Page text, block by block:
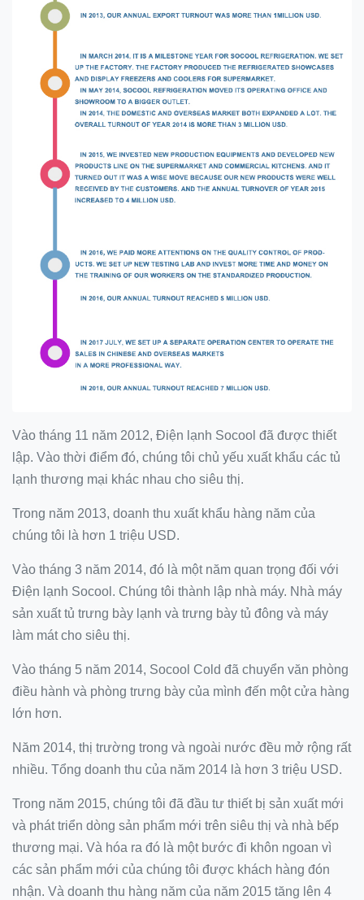
Vào tháng 11 năm 2012, Điện lạnh Socool đã được thiết
lập. Vào thời điểm đó, chúng tôi chủ yếu xuất khẩu các tủ
lạnh thương mại khác nhau cho siêu thị.
Trong năm 2013, doanh thu xuất khẩu hàng năm của
chúng tôi là hơn 1 triệu USD.
Vào tháng 3 năm 2014, đó là một năm quan trọng đối với
Điện lạnh Socool. Chúng tôi thành lập nhà máy. Nhà máy
sản xuất tủ trưng bày lạnh và trưng bày tủ đông và máy
làm mát cho siêu thị.
Vào tháng 5 năm 2014, Socool Cold đã chuyển văn phòng
điều hành và phòng trưng bày của mình đến một cửa hàng
lớn hơn.
Năm 2014, thị trường trong và ngoài nước đều mở rộng rất
nhiều. Tổng doanh thu của năm 2014 là hơn 3 triệu USD.
Trong năm 2015, chúng tôi đã đầu tư thiết bị sản xuất mới
và phát triển dòng sản phẩm mới trên siêu thị và nhà bếp
thương mại. Và hóa ra đó là một bước đi khôn ngoan vì
các sản phẩm mới của chúng tôi được khách hàng đón
nhận. Và doanh thu hàng năm của năm 2015 tăng lên 4